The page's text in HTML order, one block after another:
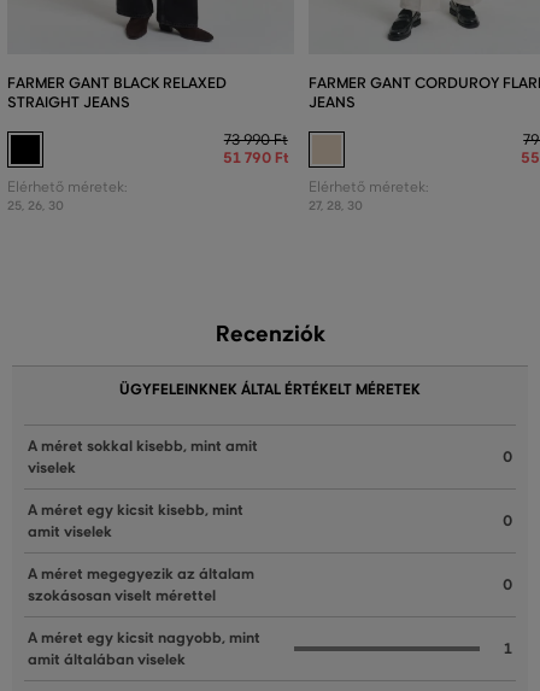
FARMER GANT BLACK RELAXED
STRAIGHT JEANS
73 990 Ft
51 790 Ft
Elérhető méretek:
25, 26, 30
FARMER GANT CORDUROY
JEANS
Elérhető méretek:
27, 28, 30
Recenziók
ÜGYFELEINKNEK ÁLTAL ÉRTÉKELT MÉRETEK
A méret sokkal kisebb, mint amit
viselek
0
A méret egy kicsit kisebb, mint
amit viselek
0
A méret megegyezik az általam
szokásosan viselt mérettel
0
A méret egy kicsit nagyobb, mint
amit általában viselek
1